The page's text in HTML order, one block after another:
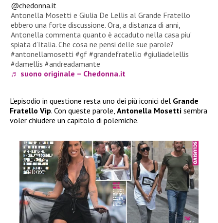
@chedonna.it
Antonella Mosetti e Giulia De Lellis al Grande Fratello
ebbero una forte discussione. Ora, a distanza di anni,
Antonella commenta quanto è accaduto nella casa piu’
spiata d’Italia. Che cosa ne pensi delle sue parole?
#antonellamosetti #gf #grandefratello #giuliadelellis
#damellis #andreadamante
♬ suono originale – Chedonna.it
L’episodio in questione resta uno dei più iconici del Grande
Fratello Vip. Con queste parole, Antonella Mosetti sembra
voler chiudere un capitolo di polemiche.